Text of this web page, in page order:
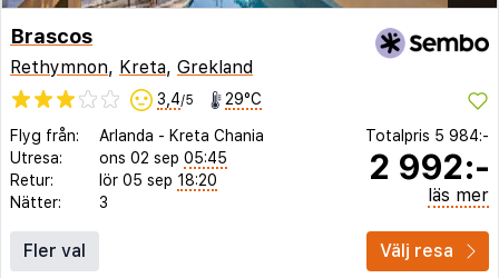
Brascos
Rethymnon, Kreta, Grekland
3,4/5 29°C
Flyg från: Arlanda - Kreta Chania
Utresa:
ons 02 sep 05:45
Retur:
lör 05 sep 18:20
Nätter:
3
Totalpris 5 984:-
2 992:-
läs mer
Fler val Välj resa